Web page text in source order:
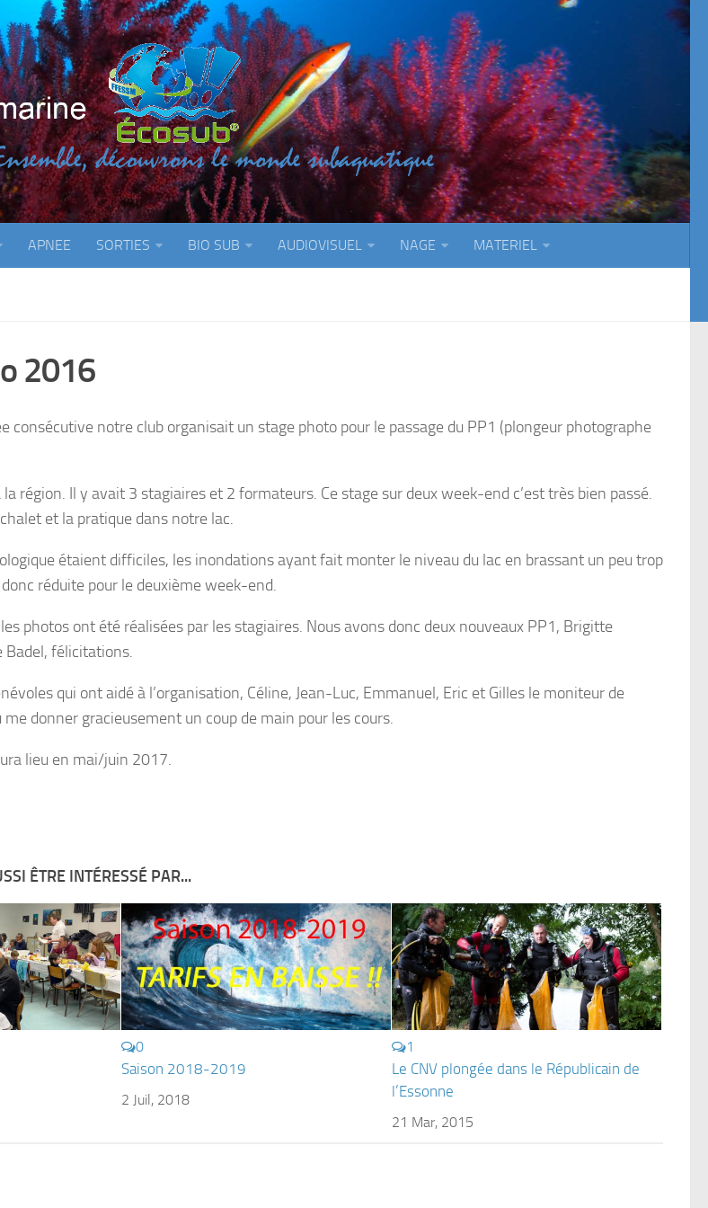
APNEE SORTIES BIO SUB AUDIOVISUEL NAGE MATERIEL
2016
consécutive notre club organisait un stage photo pour le passage du PP1 (plongeur photographe
région. Il y avait 3 stagiaires et 2 formateurs. Ce stage sur deux week-end c’est très bien passé.
et la pratique dans notre lac.
étaient difficiles, les inondations ayant fait monter le niveau du lac en brassant un peu trop
réduite pour le deuxième week-end.
photos ont été réalisées par les stagiaires. Nous avons donc deux nouveaux PP1, Brigitte
félicitations.
qui ont aidé à l’organisation, Céline, Jean-Luc, Emmanuel, Eric et Gilles le moniteur de
me donner gracieusement un coup de main pour les cours.
lieu en mai/juin 2017.
ÊTRE INTÉRESSÉ PAR...
0
Saison 2018-2019
2 Juil, 2018
1
Le CNV plongée dans le Républicain de
l’Essonne
21 Mar, 2015